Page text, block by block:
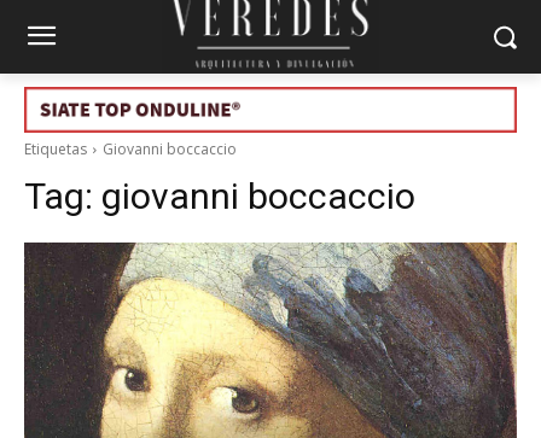
Etiquetas Giovanni boccaccio
Tag: giovanni boccaccio